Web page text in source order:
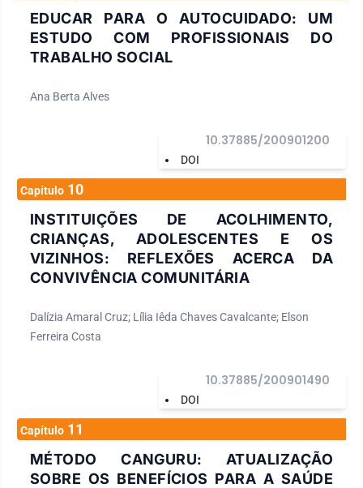
EDUCAR PARA O AUTOCUIDADO: UM
ESTUDO COM PROFISSIONAIS DO
TRABALHO SOCIAL
Ana Berta Alves
DOI
10.37885/200901200
Capítulo 10
INSTITUIÇÕES DE ACOLHIMENTO,
CRIANÇAS, ADOLESCENTES E OS
VIZINHOS: REFLEXÕES ACERCA DA
CONVIVÊNCIA COMUNITÁRIA
Dalízia Amaral Cruz; Lília Iêda Chaves Cavalcante; Elson
Ferreira Costa
DOI
10.37885/200901490
Capítulo 11
MÉTODO CANGURU: ATUALIZAÇÃO
SOBRE OS BENEFÍCIOS PARA A SAÚDE